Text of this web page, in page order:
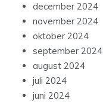
december 2024
november 2024
oktober 2024
september 2024
august 2024
juli 2024
juni 2024